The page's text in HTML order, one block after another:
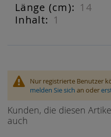
Weiter
Angaben
14
1
Nur registrierte Benutzer
melden Sie sich an oder
Kunden, die diesen
auch